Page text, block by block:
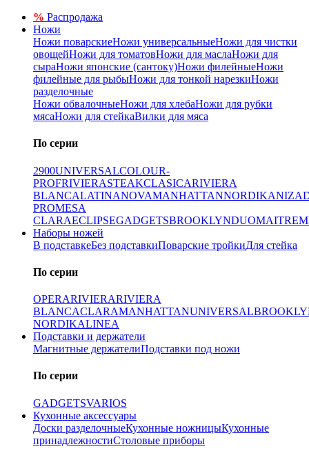
% Распродажа
Ножи
Ножи поварскиеНожи универсальныеНожи для чистки
овощейНожи для томатовНожи для маслаНожи для
сыраНожи японские (сантоку)Ножи филейныеНожи
филейные для рыбыНожи для тонкой нарезкиНожи
разделочные
Ножи обвалочныеНожи для хлебаНожи для рубки
мясаНожи для стейкаВилки для мяса
По серии
2900UNIVERSALCOLOUR-
PROFRIVIERASTEAKCLASICARIVIERA
BLANCALATINANOVAMANHATTANNORDIKANIZA
PROMESA
CLARAECLIPSEGADGETSBROOKLYNDUOMAITRE
Наборы ножей
В подставкеБез подставкиПоварские тройкиДля стейка
По серии
OPERARIVIERARIVIERA
BLANCACLARAMANHATTANUNIVERSAL
NORDIKALINEA
Подставки и держатели
Магнитные держателиПодставки под ножи
По серии
GADGETSVARIOS
Кухонные аксессуары
Доски разделочныеКухонные ножницыКухонные
принадлежностиСтоловые приборы